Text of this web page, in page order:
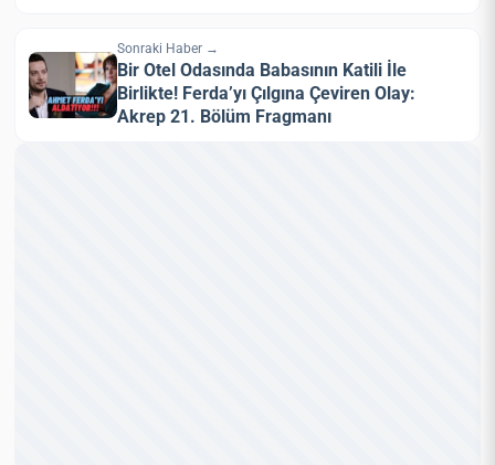
Sonraki Haber →
Bir Otel Odasında Babasının Katili İle
Birlikte! Ferda’yı Çılgına Çeviren Olay:
Akrep 21. Bölüm Fragmanı